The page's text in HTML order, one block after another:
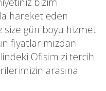
hareket eden
size gün boyu hizmet
fiyatlarımızdan
Ofisimizi tercih
arasına